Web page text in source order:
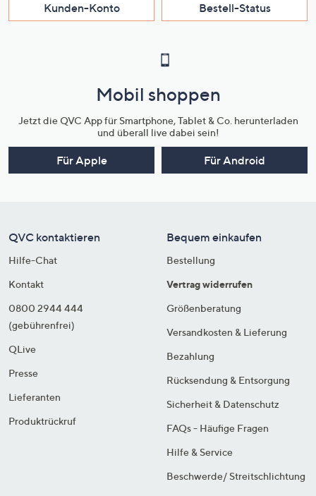
Kunden-Konto Bestell-Status
Mobil shoppen
Jetzt die QVC App für Smartphone, Tablet & Co. herunterladen
und überall live dabei sein!
Für Apple Für Android
QVC kontaktieren
Hilfe-Chat
Kontakt
0800 2944 444
(gebührenfrei)
QLive
Presse
Lieferanten
Produktrückruf
Bequem einkaufen
Bestellung
Vertrag widerrufen
Größenberatung
Versandkosten & Lieferung
Bezahlung
Rücksendung & Entsorgung
Sicherheit & Datenschutz
FAQs - Häufige Fragen
Hilfe & Service
Beschwerde/ Streitschlichtung